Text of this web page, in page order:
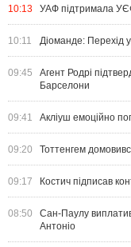
10:13 УАФ підтримала
10:11 Діоманде: Перехід
09:45
Агент Родрі
Барселони
09:41 Акліуш емоційно
09:20 Тоттенгем
09:17 Костич підписав
08:50
Сан-Паулу
Антоніо